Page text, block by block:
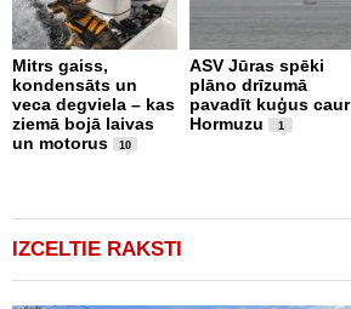
Mitrs gaiss,
kondensāts un
veca degviela – kas
ziemā bojā laivas
un motorus
10
ASV Jūras spēki
plāno drīzumā
pavadīt kuģus caur
Hormuzu
1
IZCELTIE RAKSTI